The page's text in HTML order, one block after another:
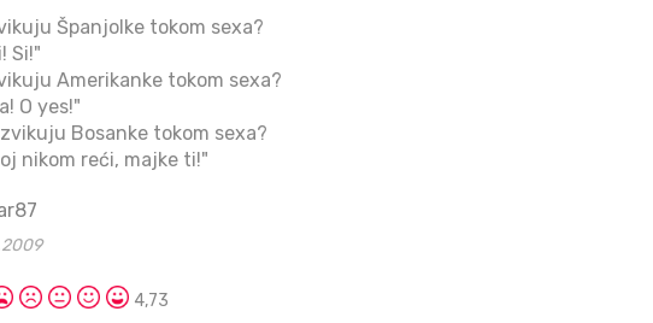
Španjolke tokom sexa?
Si!"
Amerikanke tokom sexa?
O yes!"
Bosanke tokom sexa?
nikom reći, majke ti!"
4,73